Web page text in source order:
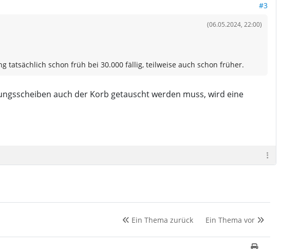
#3
(06.05.2024, 22:00)
tatsächlich schon früh bei 30.000 fällig, teilweise auch schon früher.
auch der Korb getauscht werden muss, wird eine
Ein Thema zurück Ein Thema vor